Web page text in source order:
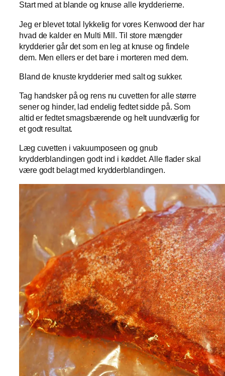
Start med at blande og knuse alle krydderierne.
Jeg er blevet total lykkelig for vores Kenwood der har
hvad de kalder en Multi Mill. Til store mængder
krydderier går det som en leg at knuse og findele
dem. Men ellers er det bare i morteren med dem.
Bland de knuste krydderier med salt og sukker.
Tag handsker på og rens nu cuvetten for alle større
sener og hinder, lad endelig fedtet sidde på. Som
altid er fedtet smagsbærende og helt uundværlig for
et godt resultat.
Læg cuvetten i vakuumposeen og gnub
krydderblandingen godt ind i køddet. Alle flader skal
være godt belagt med krydderblandingen.